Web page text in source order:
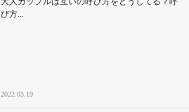
び方...
2022.03.19